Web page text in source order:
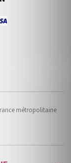
métropolitaine